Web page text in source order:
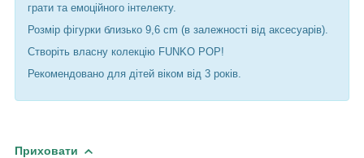
грати та емоційного інтелекту.
Розмір фігурки близько 9,6 cm (в залежності від аксесуарів).
Створіть власну колекцію FUNKO POP!
Рекомендовано для дітей віком від 3 років.
Приховати